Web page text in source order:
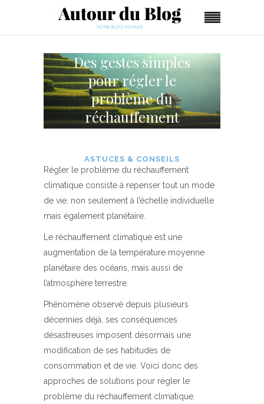
Des gestes simples
pour régler le
problème du
réchauffement
climatique
ASTUCES & CONSEILS
Régler le problème du réchauffement
climatique consiste à repenser tout un mode
de vie, non seulement à l’échelle individuelle
mais également planétaire.
Le réchauffement climatique est une
augmentation de la température moyenne
planétaire des océans, mais aussi de
l’atmosphère terrestre.
Phénomène observé depuis plusieurs
décennies déjà, ses conséquences
désastreuses imposent désormais une
modification de ses habitudes de
consommation et de vie. Voici donc des
approches de solutions pour régler le
problème du réchauffement climatique.